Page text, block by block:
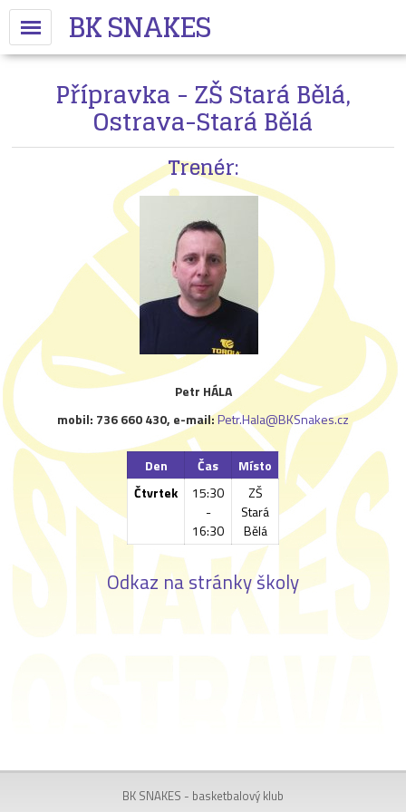
BK SNAKES
Přípravka - ZŠ Stará Bělá,
Ostrava-Stará Bělá
Trenér:
Petr HÁLA
mobil: 736 660 430, e-mail:Petr.Hala@BKSnakes.cz
Den Čas
Místo
Čtvrtek
15:30
-
16:30
ZŠ
Stará
Bělá
Odkaz na stránky školy
BK SNAKES - basketbalový klub